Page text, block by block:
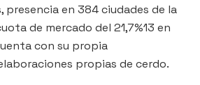
en 384 ciudades de la
de mercado del 21,7%13 en
con su propia
propias de cerdo.